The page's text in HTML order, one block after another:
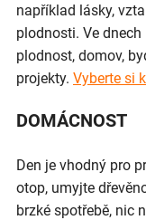
například lásky,
plodnosti. Ve
plodnost, domov,
projekty. Vyberte si
DOMÁCNOST
Den je vhodný pro
otop, umyjte
brzké spotřebě, nic